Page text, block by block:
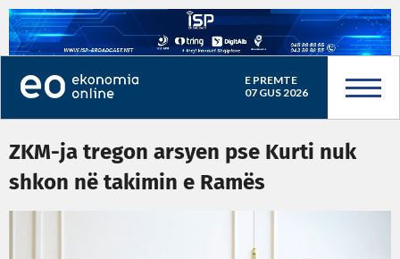
E PREMTE
07 GUS 2026
ZKM-ja tregon arsyen pse Kurti nuk
shkon në takimin e Ramës